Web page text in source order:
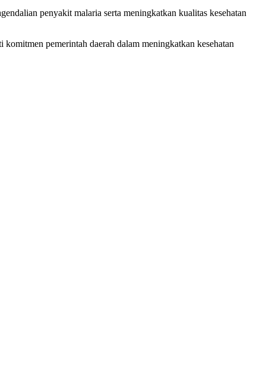
penyakit malaria serta meningkatkan kualitas kesehatan
pemerintah daerah dalam meningkatkan kesehatan